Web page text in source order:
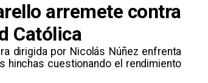
arremete contra
Católica
dirigida por Nicolás Núñez enfrenta
hinchas cuestionando el rendimiento